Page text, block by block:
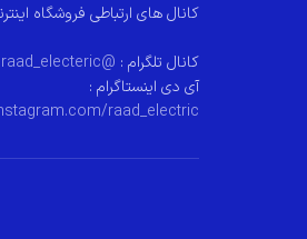
کانال های ارتباطی فروشگاه
کانال تلگرام : @raad_electeric
آی دی اینستاگرام :
raad_electric